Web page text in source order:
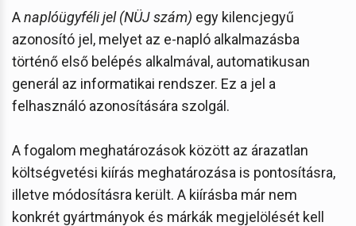
Anaplóügyféli jel (NÜJ szám) egy kilencjegyű
azonosító jel, melyet az e-napló alkalmazásba
történő első belépés alkalmával, automatikusan
generál az informatikai rendszer. Ez a jel a
felhasználó azonosítására szolgál.
A fogalom meghatározások között az árazatlan
költségvetési kiírás meghatározása is pontosításra,
illetve módosításra került. A kiírásba már nem
konkrét gyártmányok és márkák megjelölését kell